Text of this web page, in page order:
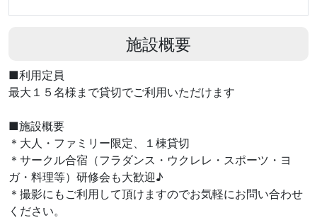
施設概要
■利用定員
最大１５名様まで貸切でご利用いただけます
■施設概要
＊大人・ファミリー限定、１棟貸切
＊サークル合宿（フラダンス・ウクレレ・スポーツ・ヨ
ガ・料理等）研修会も大歓迎♪
＊撮影にもご利用して頂けますのでお気軽にお問い合わせ
ください。